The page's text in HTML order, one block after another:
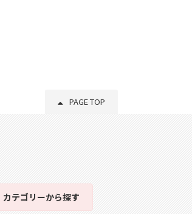
PAGE TOP
カテゴリーから探す